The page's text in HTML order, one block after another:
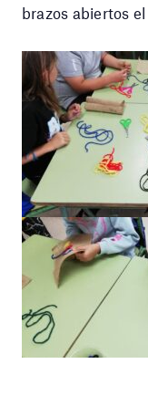
brazos abiertos